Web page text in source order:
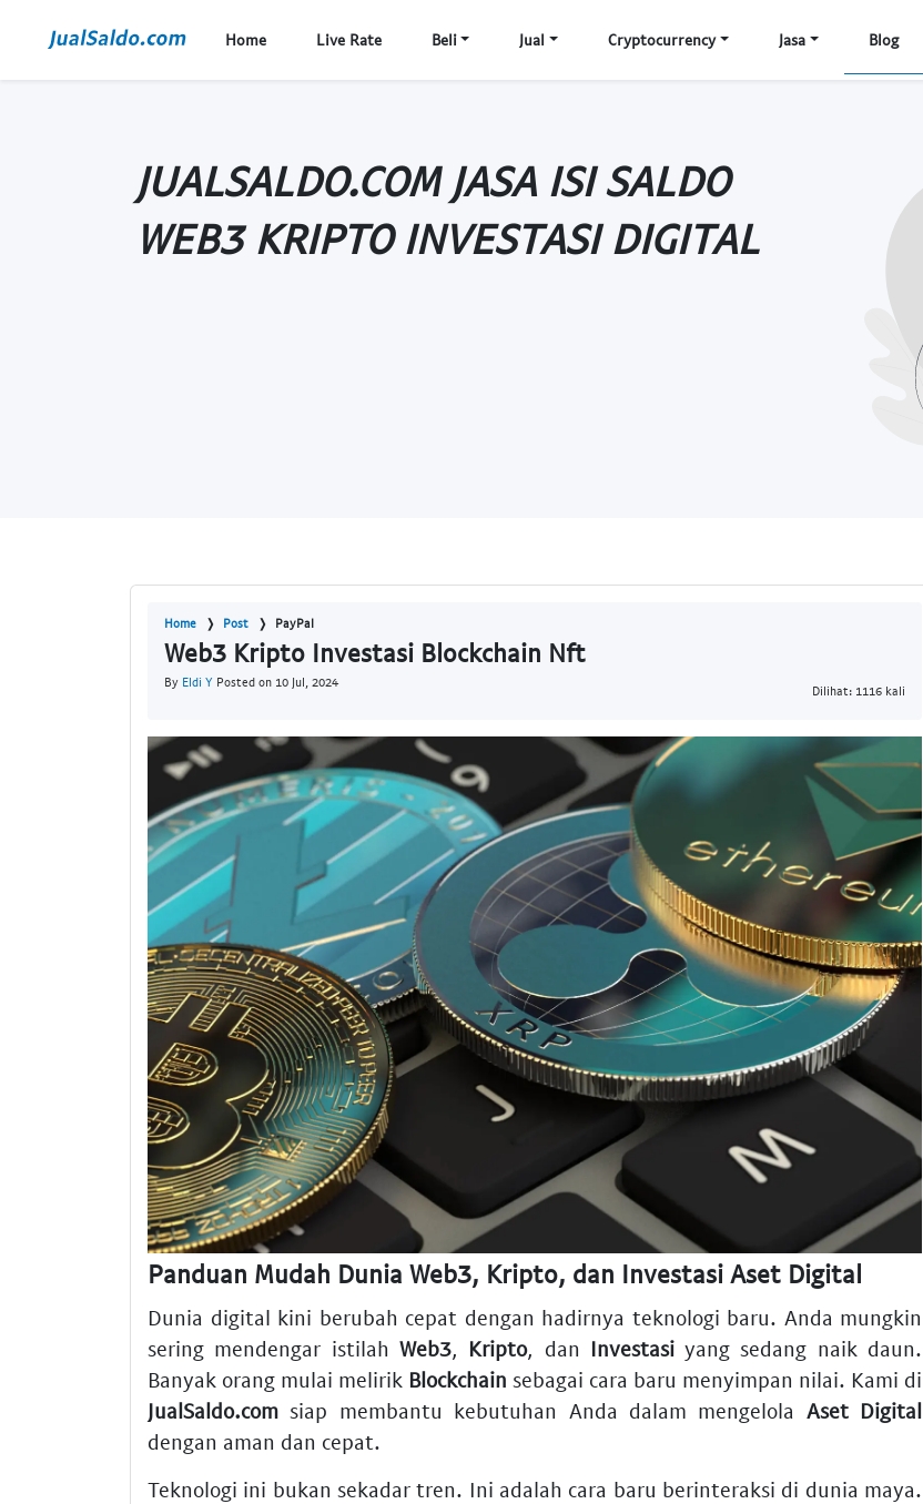
Home Live Rate Beli Jual Cryptocurrency Jasa Blog
JUALSALDO.COM JASA ISI SALDO
WEB3 KRIPTO INVESTASI DIGITAL
Home Post PayPal
Web3 Kripto Investasi Blockchain Nft
By Eldi Y Posted on 10 Jul, 2024
Dilihat: 1116 kali
Panduan Mudah Dunia Web3, Kripto, dan Investasi Aset Digital
Dunia digital kini berubah cepat dengan hadirnya teknologi baru. Anda mungkin
sering mendengar istilah Web3, Kripto, dan Investasiyang sedang naik daun.
Banyak orang mulai melirik Blockchain sebagai cara baru menyimpan nilai. Kami di
JualSaldo.com siap membantu kebutuhan Anda dalam mengelola Aset Digital
dengan aman dan cepat.
Teknologi ini bukan sekadar tren. Ini adalah cara baru berinteraksi di dunia maya.